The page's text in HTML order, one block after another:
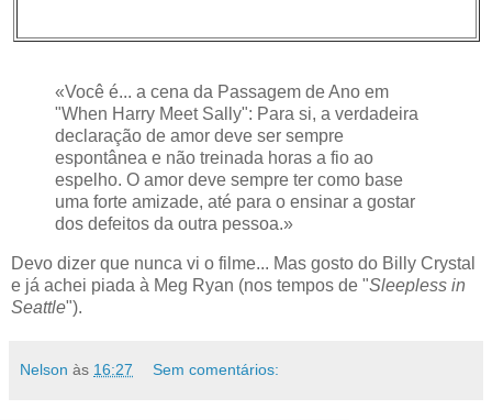
«Você é... a cena da Passagem de Ano em
"When Harry Meet Sally": Para si, a verdadeira
declaração de amor deve ser sempre
espontânea e não treinada horas a fio ao
espelho. O amor deve sempre ter como base
uma forte amizade, até para o ensinar a gostar
dos defeitos da outra pessoa.»
Devo dizer que nunca vi o filme... Mas gosto do Billy Crystal
e já achei piada à Meg Ryan (nos tempos de "Sleepless in
Seattle").
Nelson às 16:27 Sem comentários: